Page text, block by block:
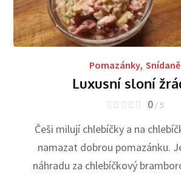
Pomazánky, Snídaně
Luxusní sloní
0 / 5
Češi milují chlebíčky a na
namazat dobrou pomazánku.
náhradu za chlebíčkový